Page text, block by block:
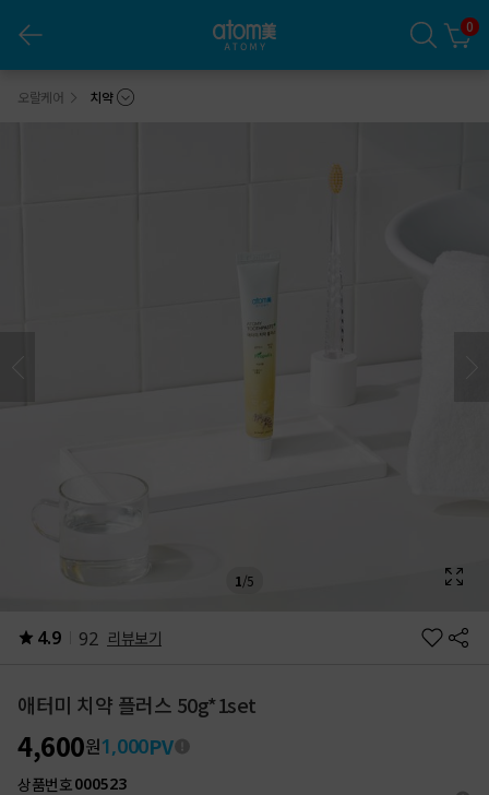
0
오랄케어 치약
애터미 치약 플러스 50g*1set
1/5
4.9 92 리뷰보기
애터미 치약 플러스 50g*1set
4,600원1,000PV
상품번호000523